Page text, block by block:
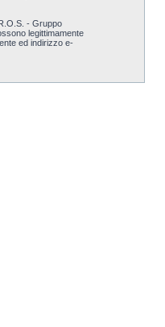
- Gruppo
legittimamente
ed indirizzo e-